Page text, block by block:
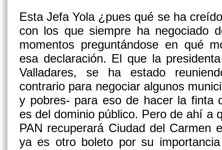
EstaJefa Yola¿pues qué se ha
con los que siempre ha negociado
momentos preguntándose en qué
esa declaración. El que la
Valladares, se ha estado
contrario para negociar algunos
y pobres- para eso de hacer la finta
es del dominio público. Pero de ahí a
PAN recuperará Ciudad del Carmen
ya es otro boleto por su